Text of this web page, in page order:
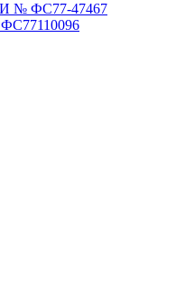
№ ФС77-47467